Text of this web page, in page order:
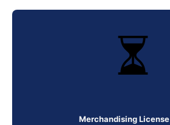
Merchandising License